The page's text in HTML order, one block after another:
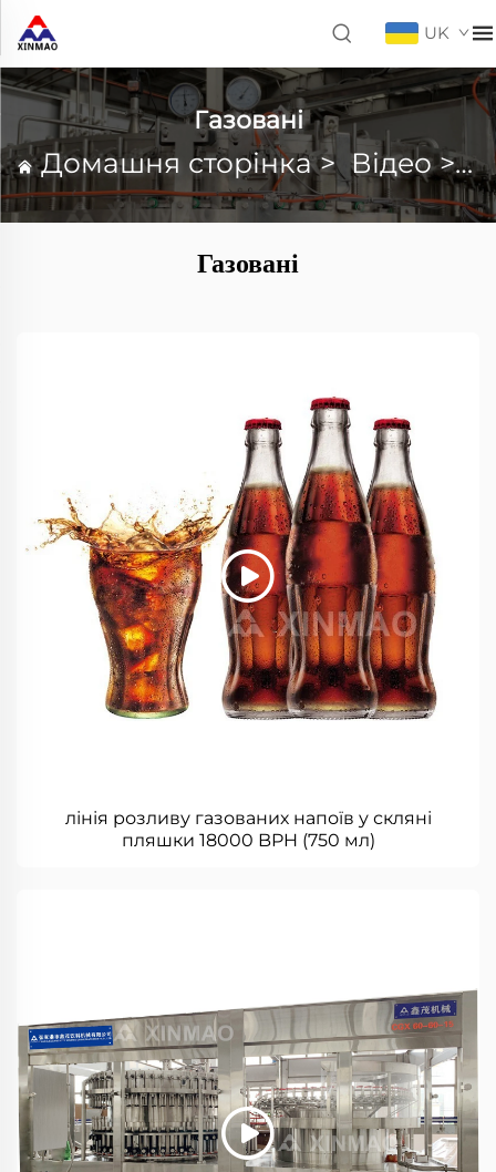
UK
Газовані
Домашня сторінка>Відео>
Газовані
лінія розливу газованих напоїв у скляні
пляшки 18000 BPH (750 мл)